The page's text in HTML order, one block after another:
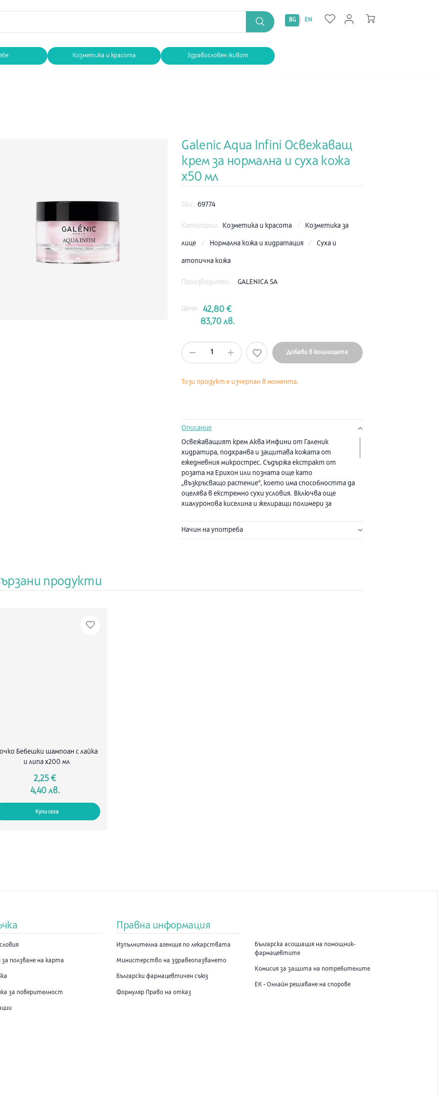
Козметика и красота Здравословен живот
BG EN
Galenic Aqua Infini Освежаващ
крем за нормална и суха кожа
x50 мл
Sku: 69774
Категории: Козметика и красота / Козметика за
лице / Нормална кожа и хидратация / Суха и
атопична кожа
Производител: GALENICA SA
Цена:
42,80 €
83,70 лв.
1 Добави в кошницата
Този продукт е изчерпан в момента.
Описание
Освежаващият крем Аква Инфини от Галеник
хидратира, подхранва и защитава кожата от
ежедневния микрострес. Съдържа екстракт от
розата на Ерихон или позната още като
„възкръсващо растение“, което има способността да
оцелява в екстремно сухи условия. Включва още
хиалуронова киселина и желиращи полимери за
текстура с подхранващи свойства успокоява
Начин на употреба
продукти
Бебешки шампоан с лайка
и липа x200 мл
2,25 €
4,40 лв.
Купи сега
за ползване на карта
за поверителност
Правна информация
Изпълнителна агенция по лекарствата
Министерство на здравеопазването
Български фармацевтичен съюз
Формуляр Право на отказ
Българска асоциация на помощник-
фармацевтите
Комисия за защита на потребителите
ЕК - Онлайн решаване на спорове